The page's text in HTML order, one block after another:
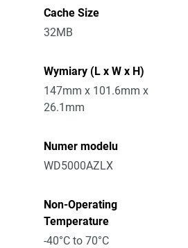
Cache Size
32MB
Wymiary (L x W x H)
147mm x 101.6mm x
26.1mm
Numer modelu
WD5000AZLX
Non-Operating
Temperature
-40°C to 70°C